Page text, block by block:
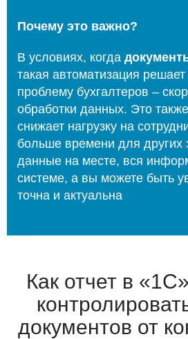
Почему это важно?
В условиях, когда
такая автоматизация
проблему бухгалтеров –
обработки данных. Это
снижает нагрузку на
больше времени для других
данные на месте, вся
системе, а вы можете быть
точна и актуальна
Как отчет в
документов от